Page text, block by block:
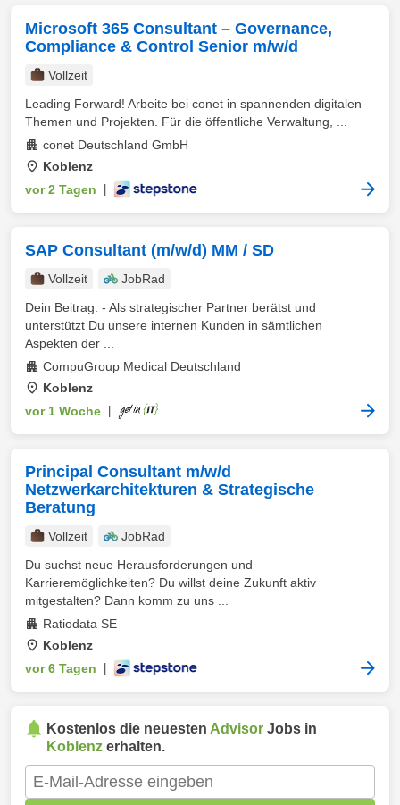
Microsoft 365 Consultant – Governance,
Compliance & Control Senior m/w/d
Vollzeit
Leading Forward! Arbeite bei conet in spannenden digitalen
Themen und Projekten. Für die öffentliche Verwaltung, ...
conet Deutschland GmbH
Koblenz
vor 2 Tagen
SAP Consultant (m/w/d) MM / SD
Vollzeit
JobRad
Dein Beitrag: - Als strategischer Partner berätst und
unterstützt Du unsere internen Kunden in sämtlichen
Aspekten der ...
CompuGroup Medical Deutschland
Koblenz
vor 1 Woche
Principal Consultant m/w/d
Netzwerkarchitekturen & Strategische
Beratung
Vollzeit
JobRad
Du suchst neue Herausforderungen und
Karrieremöglichkeiten? Du willst deine Zukunft aktiv
mitgestalten? Dann komm zu uns ...
Ratiodata SE
Koblenz
vor 6 Tagen
Kostenlos die neuesten Advisor Jobs in
Koblenz erhalten.